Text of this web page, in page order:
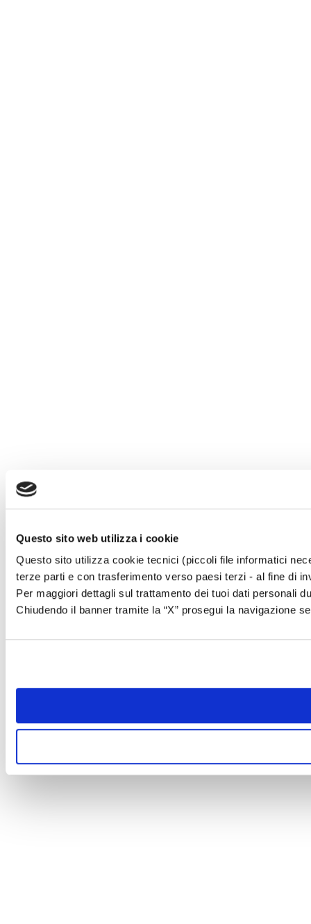
Questo sito web utilizza i cookie
Questo sito utilizza cookie tecnici (piccoli file informatici
terze parti e con trasferimento verso paesi terzi - al fine di
Per maggiori dettagli sul trattamento dei tuoi dati personali
Chiudendo il banner tramite la “X” prosegui la navigazione